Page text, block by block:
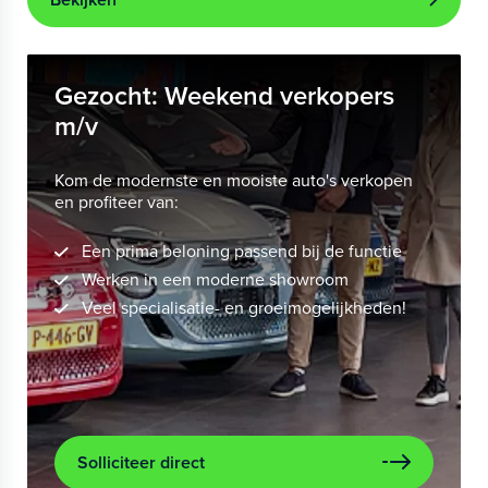
Gezocht: Weekend verkopers
m/v
Kom de modernste en mooiste auto's verkopen
en profiteer van:
Een prima beloning passend bij de functie
Werken in een moderne showroom
Veel specialisatie- en groeimogelijkheden!
Solliciteer direct